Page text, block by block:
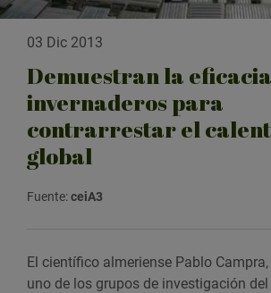
03 Dic 2013
Demuestran la
invernaderos para
contrarrestar el
global
Fuente:ceiA3
El científico almeriense Pablo
uno de los grupos de investigación